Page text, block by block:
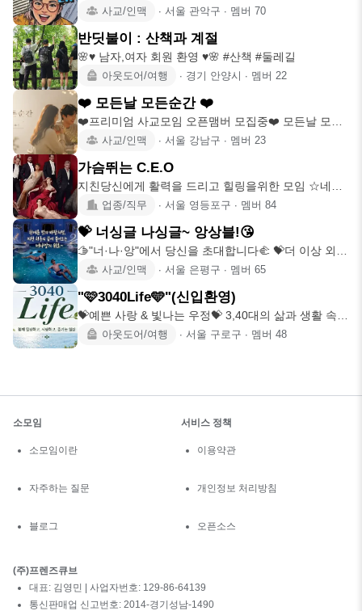
천!!!! 훈
사교/인맥 ∙ 서울 관악구 ∙ 멤버 70
반딧불이 : 산책과 계절
🌸♥️ 남자,여자 회원 환영 ♥️🌸 #산책 #둘레길
아웃도어/여행 ∙ 경기 안양시 ∙ 멤버 22
❤️ 모든날 모든순간 ❤️
❤️프리미엄 사교모임 오픈맴버 모집중❤️ 모든날 모든
순간 함께 웃을수
사교/인맥 ∙ 서울 강남구 ∙ 멤버 23
가슴뛰는 C.E.O
지친당신에게 활력을 드리고 힐링을위한 모임 ☆네트
워크와 인맥형성을 위한
업종/직무 ∙ 서울 영등포구 ∙ 멤버 84
💝 너싱글 나싱글~ 앙상블!😘
🫱"너·나·앙"에서 당신을 초대합니다🫲 ​💝더 이상 외롭
지 않게, 당신
사교/인맥 ∙ 서울 은평구 ∙ 멤버 65
"🩷3040Life🩵"(신입환영)
💝예쁜 사랑 & 빛나는 우정💝 3,40대의 삶과 생활 속
좋은 추억 함께
아웃도어/여행 ∙ 서울 구로구 ∙ 멤버 48
소모임
소모임이란
자주하는 질문
블로그
서비스 정책
이용약관
개인정보 처리방침
오픈소스
(주)프렌즈큐브
대표: 김영민 | 사업자번호: 129-86-64139
통신판매업 신고번호: 2014-경기성남-1490